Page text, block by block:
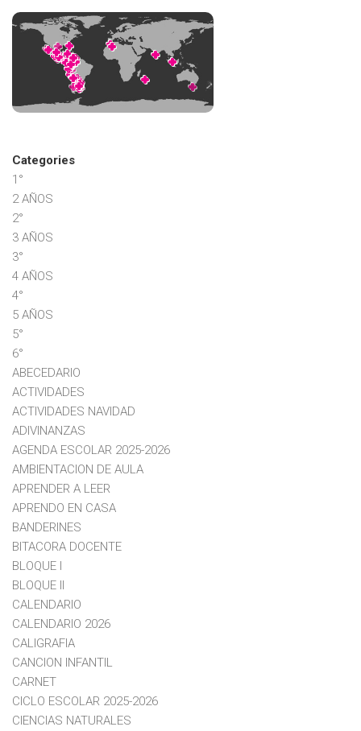
Categories
1°
2 AÑOS
2°
3 AÑOS
3°
4 AÑOS
4°
5 AÑOS
5°
6°
ABECEDARIO
ACTIVIDADES
ACTIVIDADES NAVIDAD
ADIVINANZAS
AGENDA ESCOLAR 2025-2026
AMBIENTACION DE AULA
APRENDER A LEER
APRENDO EN CASA
BANDERINES
BITACORA DOCENTE
BLOQUE I
BLOQUE II
CALENDARIO
CALENDARIO 2026
CALIGRAFIA
CANCION INFANTIL
CARNET
CICLO ESCOLAR 2025-2026
CIENCIAS NATURALES